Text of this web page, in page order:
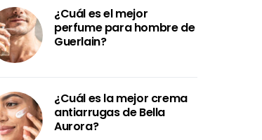
¿Cuál es el mejor
perfume para hombre de
Guerlain?
¿Cuál es la mejor crema
antiarrugas de Bella
Aurora?